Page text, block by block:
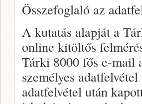
Összefoglaló az
A kutatás alapját a
online kitöltős
Tárki 8000 fős e-mail
személyes
adatfelvétel után